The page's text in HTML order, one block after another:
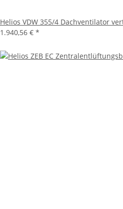
Helios VDW 355/4 Dachventilator
1.940,56 € *